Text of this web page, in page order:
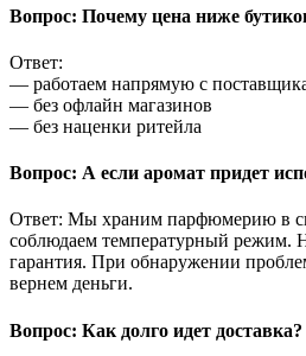
Вопрос: Почему цена ниже
Ответ:
— работаем напрямую с
— без офлайн магазинов
— без наценки ритейла
Вопрос: А если аромат придет
Ответ: Мы храним парфюмерию в
соблюдаем температурный режим.
гарантия. При обнаружении
вернем деньги.
Вопрос: Как долго идет доставка?